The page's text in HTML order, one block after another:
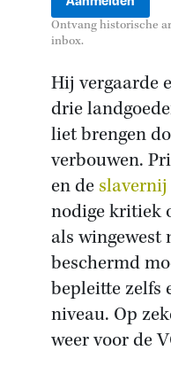
Ontvang historische
inbox.
Hij vergaarde
drie
liet brengen
verbouwen.
en de slavernij
nodige kritiek
als wingewest
beschermd
bepleitte zelfs
niveau. Op
weer voor de